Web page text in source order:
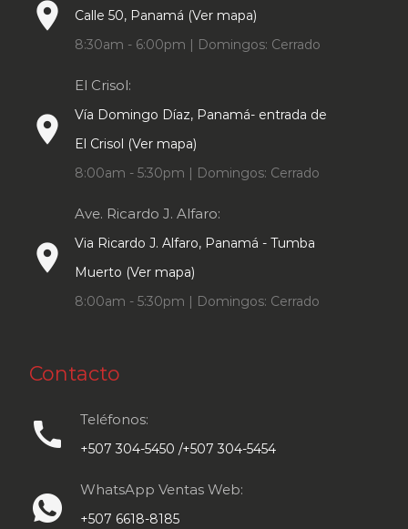
place
Calle 50, Panamá (Ver mapa)
8:30am - 6:00pm | Domingos: Cerrado
place
El Crisol:
Vía Domingo Díaz, Panamá- entrada de
El Crisol (Ver mapa)
8:00am - 5:30pm | Domingos: Cerrado
place
Ave. Ricardo J. Alfaro:
Via Ricardo J. Alfaro, Panamá - Tumba
Muerto (Ver mapa)
8:00am - 5:30pm | Domingos: Cerrado
Contacto
call Teléfonos:
+507 304-5450 /+507 304-5454
WhatsApp Ventas Web:
+507 6618-8185